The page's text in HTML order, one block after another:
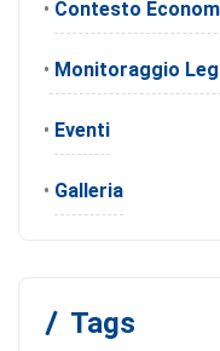
• Contesto
• Monitoraggio
• Eventi
• Galleria
Tags